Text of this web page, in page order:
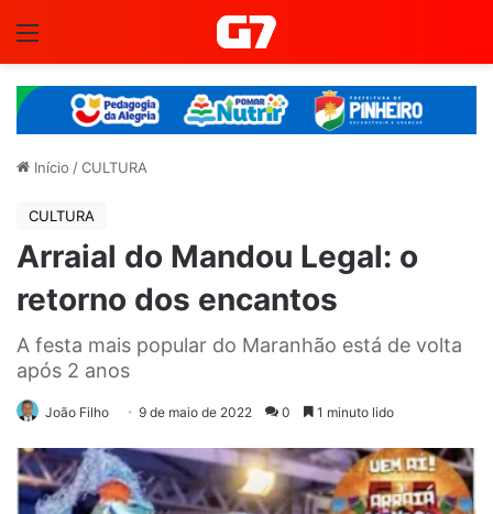
Início /CULTURA
CULTURA
Arraial do Mandou Legal: o
retorno dos encantos
A festa mais popular do Maranhão está de volta
após 2 anos
João Filho 9 de maio de 2022 0 1 minuto lido